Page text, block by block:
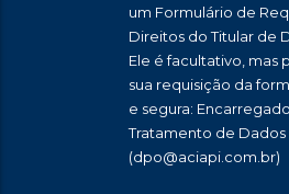
um Formulário de
Direitos do Titular de
Ele é facultativo, mas
sua requisição da
e segura:
Tratamento de Dados
(dpo@aciapi.com.br)